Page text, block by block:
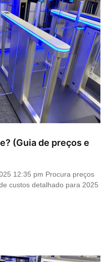
(Guia de preços e
12:35 pm Procura preços
custos detalhado para 2025